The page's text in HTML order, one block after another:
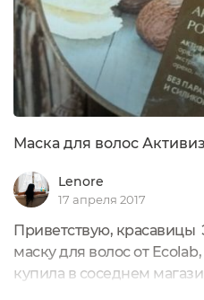
Маска для волос
Lenore
17 апреля 2017
Приветствую, красавицы
маску для волос от
купила в соседнем